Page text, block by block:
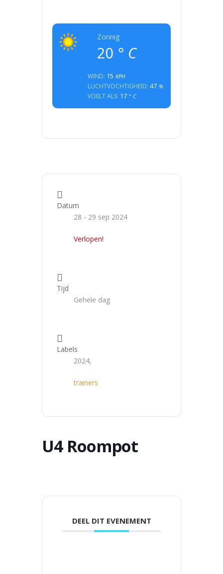
Zonnig
20 ° C
WIND: 15 KPH
LUCHTVOCHTIGHEID: 47 %
VOELT ALS: 17 ° C
Datum
28 - 29 sep 2024
Verlopen!
Tijd
Gehele dag
Labels
2024,
trainers
U4 Roompot
DEEL DIT EVENEMENT